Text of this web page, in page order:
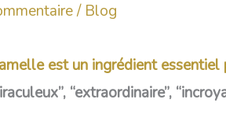
/ Blog
est un ingrédient
“extraordinaire”,